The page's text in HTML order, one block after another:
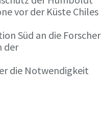
vor der Küste Chiles
Süd an die Forscher
der
die Notwendigkeit